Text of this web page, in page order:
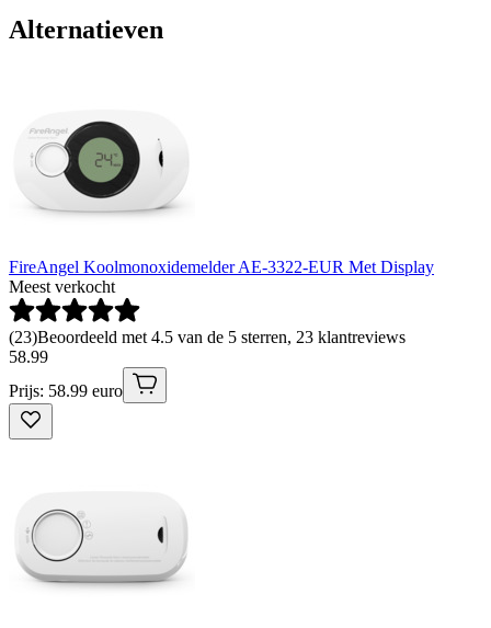
Alternatieven
FireAngel Koolmonoxidemelder AE-3322-EUR Met Display
Meest verkocht
(23)Beoordeeld met 4.5 van de 5 sterren, 23 klantreviews
58.99
Prijs: 58.99 euro